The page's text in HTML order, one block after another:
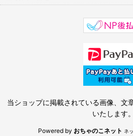
当ショップに掲載されている画像、文
いたします。
Powered by おちゃのこネット ネ